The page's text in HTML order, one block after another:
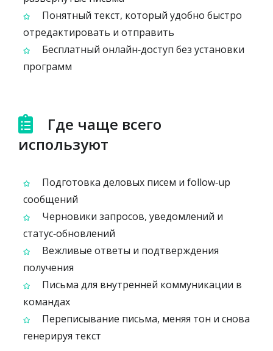
Понятный текст, который удобно быстро
отредактировать и отправить
Бесплатный онлайн‑доступ без установки
программ
Где чаще всего
используют
Подготовка деловых писем и follow‑up
сообщений
Черновики запросов, уведомлений и
статус‑обновлений
Вежливые ответы и подтверждения
получения
Письма для внутренней коммуникации в
командах
Переписывание письма, меняя тон и снова
генерируя текст